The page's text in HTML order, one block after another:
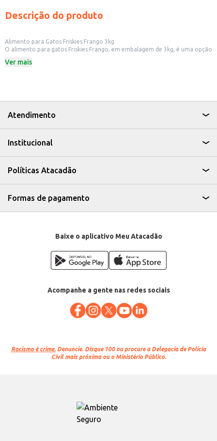
Descrição do produto
Alimento para Gatos Friskies Frango 3kg
O alimento para gatos Friskies Frango, em embalagem de 3kg, é uma opção
atender às necessidades nutricionais dos gatos, este produto pode ser
Pode ser oferecido em comedouros, seguindo as recomendações de
porção indicadas na embalagem.
Indicado para criadores e ONGs que cuidam de gatos.
Ver mais
Atendimento
Institucional
Políticas Atacadão
Formas de pagamento
Baixe o aplicativo Meu Atacadão
Acompanhe a gente nas redes sociais
Racismo é crime. Denuncie. Disque 100 ou procure a Delegacia de Polícia
Civil mais próxima ou o Ministério Público.